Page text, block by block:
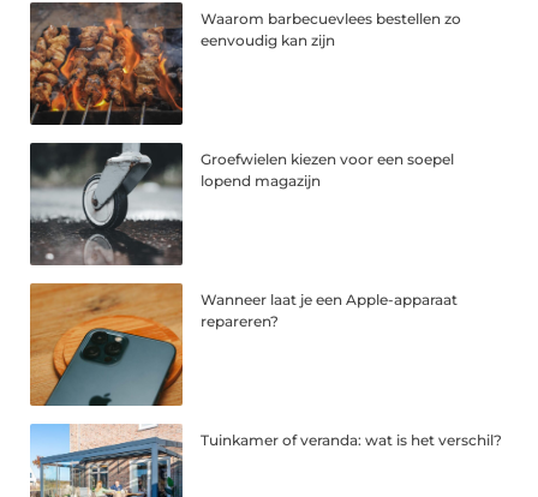
Waarom barbecuevlees bestellen zo
eenvoudig kan zijn
Groefwielen kiezen voor een soepel
lopend magazijn
Wanneer laat je een Apple-apparaat
repareren?
Tuinkamer of veranda: wat is het verschil?